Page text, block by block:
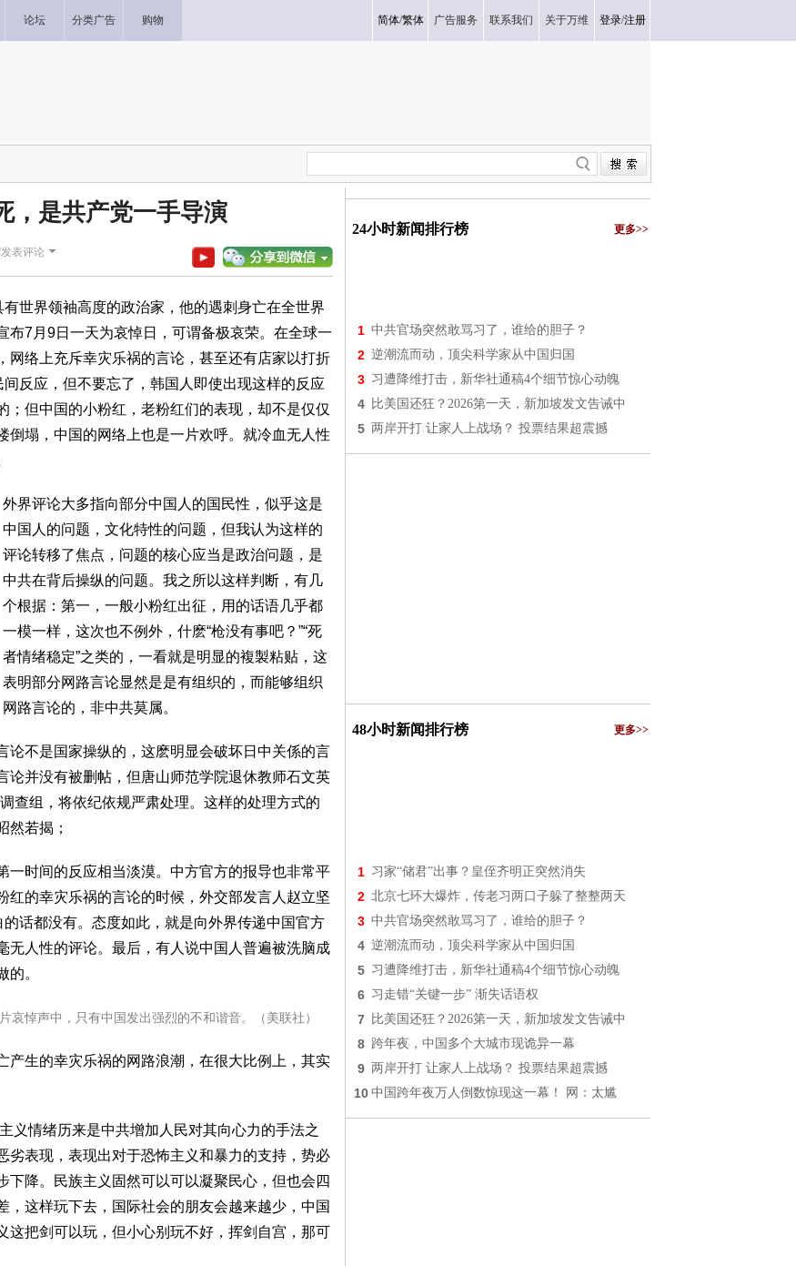
论坛 分类广告 购物 简体/繁体 广告服务 联系我们 关于万维 登录/注册
，是共产党一手导演
表评论
世界领袖高度的政治家，他的遇刺身亡在全世界
布7月9日一天为哀悼日，可谓备极哀荣。在全球一
网络上充斥幸灾乐祸的言论，甚至还有店家以打折
反应，但不要忘了，韩国人即使出现这样的反应
但中国的小粉红，老粉红们的表现，却不是仅仅
倒塌，中国的网络上也是一片欢呼。就冷血无人性
外界评论大多指向部分中国人的国民性，似乎这是
中国人的问题，文化特性的问题，但我认为这样的
评论转移了焦点，问题的核心应当是政治问题，是
中共在背后操纵的问题。我之所以这样判断，有几
个根据：第一，一般小粉红出征，用的话语几乎都
一模一样，这次也不例外，什麽“枪没有事吧？”“死
者情绪稳定”之类的，一看就是明显的複製粘贴，这
表明部分网路言论显然是是有组织的，而能够组织
网路言论的，非中共莫属。
论不是国家操纵的，这麽明显会破坏日中关係的言
论并没有被删帖，但唐山师范学院退休教师石文英
查组，将依纪依规严肃处理。这样的处理方式的
然若揭；
一时间的反应相当淡漠。中方官方的报导也非常平
红的幸灾乐祸的言论的时候，外交部发言人赵立坚
话都没有。态度如此，就是向外界传递中国官方
无人性的评论。最后，有人说中国人普遍被洗脑成
的。
悼声中，只有中国发出强烈的不和谐音。（美联社）
产生的幸灾乐祸的网路浪潮，在很大比例上，其实
义情绪历来是中共增加人民对其向心力的手法之
劣表现，表现出对于恐怖主义和暴力的支持，势必
下降。民族主义固然可以可以凝聚民心，但也会四
这样玩下去，国际社会的朋友会越来越少，中国
这把剑可以玩，但小心别玩不好，挥剑自宫，那可
24小时新闻排行榜 更多>>
1 中共官场突然敢骂习了，谁给的胆子？
2 逆潮流而动，顶尖科学家从中国归国
3 习遭降维打击，新华社通稿4个细节惊心动魄
4 比美国还狂？2026第一天，新加坡发文告诫中
5 两岸开打 让家人上战场？ 投票结果超震撼
48小时新闻排行榜 更多>>
1 习家“储君”出事？皇侄齐明正突然消失
2 北京七环大爆炸，传老习两口子躲了整整两天
3 中共官场突然敢骂习了，谁给的胆子？
4 逆潮流而动，顶尖科学家从中国归国
5 习遭降维打击，新华社通稿4个细节惊心动魄
6 习走错“关键一步” 渐失话语权
7 比美国还狂？2026第一天，新加坡发文告诫中
8 跨年夜，中国多个大城市现诡异一幕
9 两岸开打 让家人上战场？ 投票结果超震撼
10 中国跨年夜万人倒数惊现这一幕！ 网：太尴